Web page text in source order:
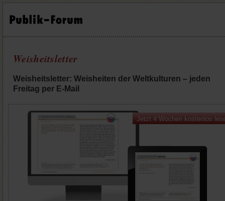
Weisheitsletter
Weisheitsletter: Weisheiten der Weltkulturen – jeden
Freitag per E-Mail
Jetzt 4 Wochen kostenlos